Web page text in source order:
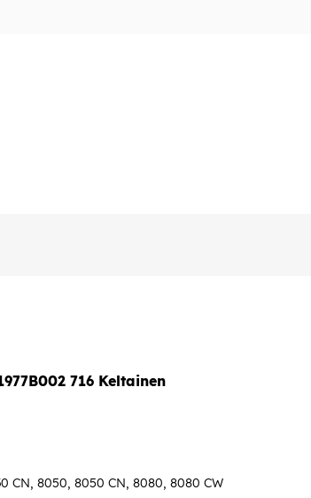
716 Keltainen
CN, 8050, 8050 CN, 8080, 8080 CW